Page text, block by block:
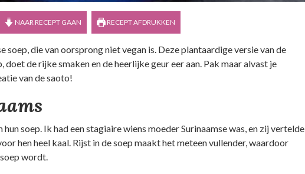
NAAR RECEPT GAAN RECEPT AFDRUKKEN
soep, die van oorsprong niet vegan is. Deze plantaardige versie van de
doet de rijke smaken en de heerlijke geur eer aan. Pak maar alvast je
van de saoto!
soep. Ik had een stagiaire wiens moeder Surinaamse was, en zij vertelde
hen heel kaal. Rijst in de soep maakt het meteen vullender, waardoor
wordt.